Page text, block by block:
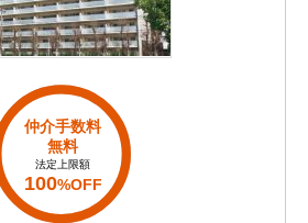
仲介手数料
無料
法定上限額
100%OFF